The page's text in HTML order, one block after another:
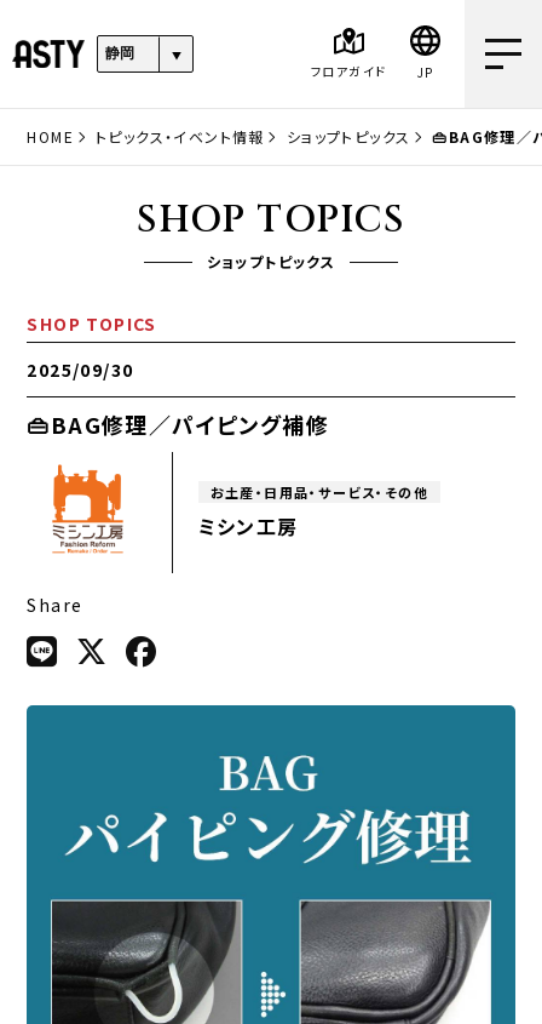
フロアガイド JP
HOME トピックス・イベント情報 ショップトピックス 👜BAG修理／
SHOP TOPICS
ショップトピックス
SHOP TOPICS
2025/09/30
👜BAG修理／パイピング補修
お土産・日用品・サービス・その他
ミシン工房
Share